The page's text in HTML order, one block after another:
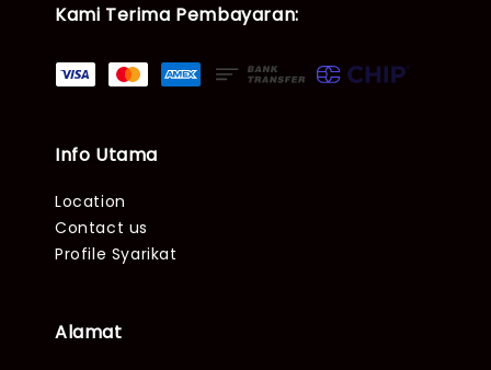
Kami Terima Pembayaran:
Info Utama
Location
Contact us
Profile Syarikat
Alamat